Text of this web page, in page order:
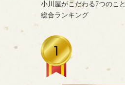
小川屋がこだわる7つのこと
総合ランキング